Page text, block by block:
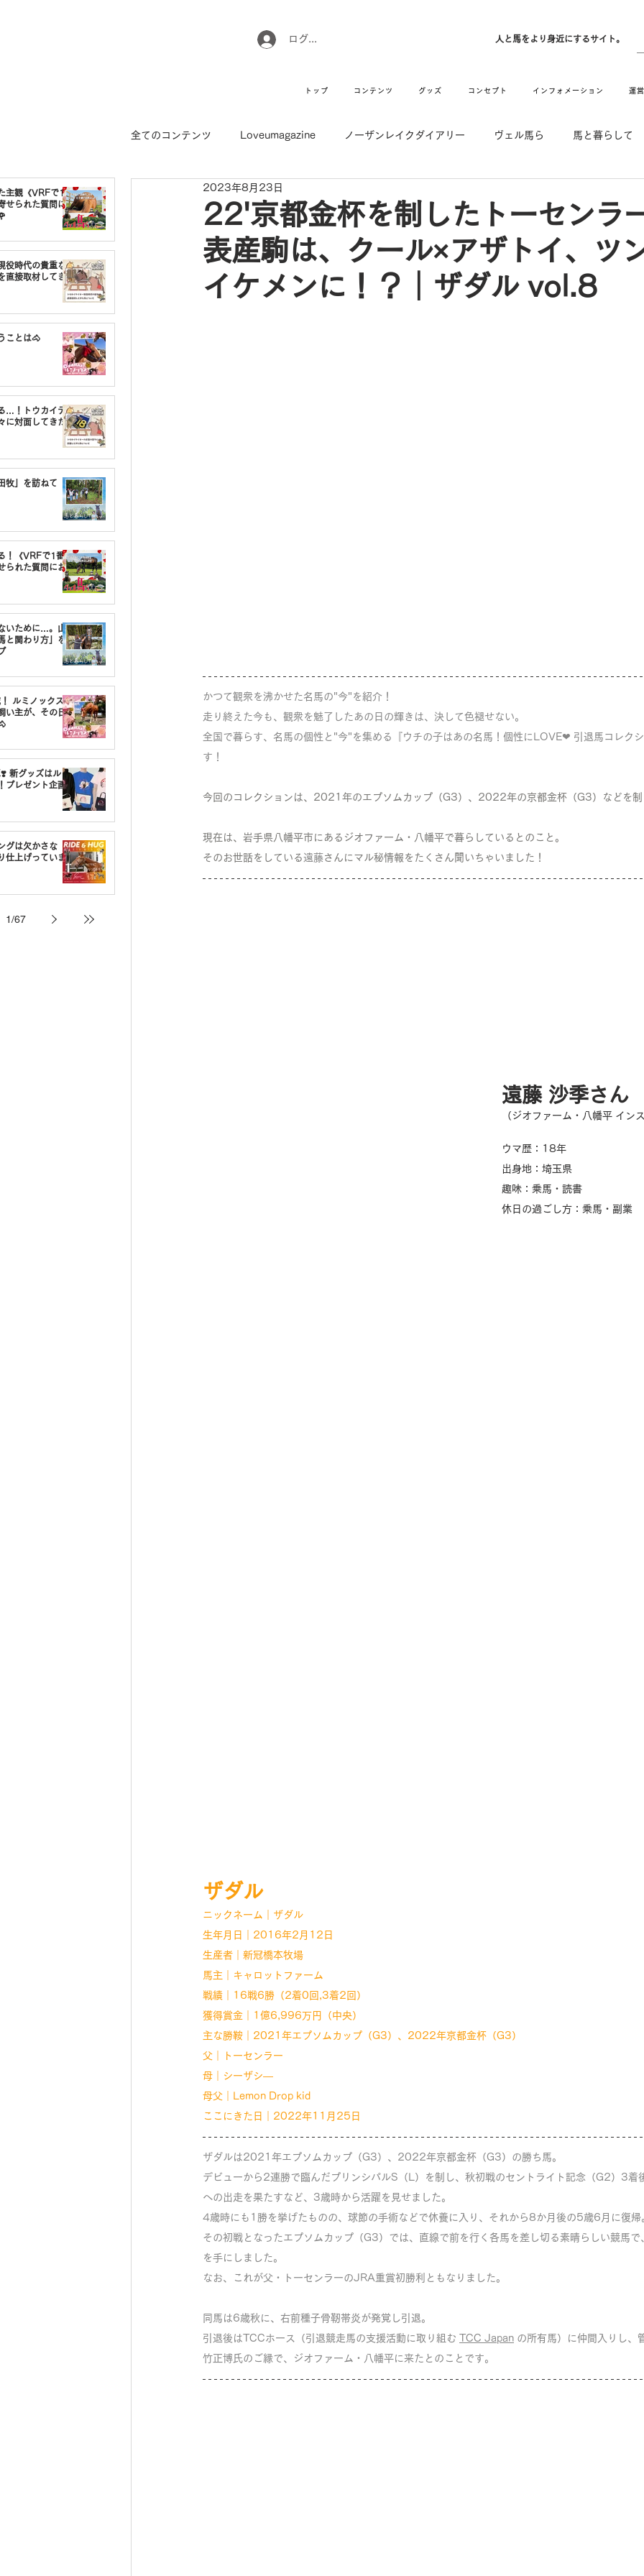
ログイン 人と馬をより身近にするサイト。
トップ コンテンツ グッズ コンセプト インフォメーション 運
主観《VRFで1番
せられた質問に
役時代の貴重な
直接取材してき
ことは🐴
…！トウカイテ
に対面してきた
牧」を訪ねて
！《VRFで1番〇
られた質問にお
いために…。山
と関わり方」を
ルミノックスの
い主が、その日
新グッズはルミ
プレゼント企画
グは欠かさな
仕上げっていま
1/67
全てのコンテンツ Loveumagazine ノーザンレイクダイアリー ヴェル馬ら 馬と暮らして
ウマのお坊さん徒然日記
引退馬コレクション インフォメーション Movie New Long Hit
22'京都金杯を制したトーセンラ
表産駒は、クール×アザトイ、ツ
イケメンに！？｜ザダル vol.8
2023年8月23日
かつて観衆を沸かせた名馬の"今"を紹介！
走り終えた今も、観衆を魅了したあの日の輝きは、決して色褪せない。
全国で暮らす、名馬の個性と"今"を集める『ウチの子はあの名馬！個性にLOVE❤︎ 引退馬コレク
す！
今回のコレクションは、2021年のエプソムカップ（G3）、2022年の京都金杯（G3）などを制
現在は、岩手県八幡平市にあるジオファーム・八幡平で暮らしているとのこと。
そのお世話をしている遠藤さんにマル秘情報をたくさん聞いちゃいました！
遠藤 沙季さん
（ジオファーム・八幡平 イン
ウマ歴：18年
出身地：埼玉県
趣味：乗馬・読書
休日の過ごし方：乗馬・副業
ザダル
ニックネーム｜ザダル
生年月日｜2016年2月12日
生産者｜新冠橋本牧場
馬主｜キャロットファーム
戦績｜16戦6勝（2着0回,3着2回）
獲得賞金｜1億6,996万円（中央）
主な勝鞍｜2021年エプソムカップ（G3）、2022年京都金杯（G3）
父｜トーセンラー
母｜シーザシ―
母父｜Lemon Drop kid
ここにきた日｜2022年11月25日
ザダルは2021年エプソムカップ（G3）、2022年京都金杯（G3）の勝ち馬。
デビューから2連勝で臨んだプリンシパルS（L）を制し、秋初戦のセントライト記念（G2）3着
への出走を果たすなど、3歳時から活躍を見せました。
4歳時にも1勝を挙げたものの、球節の手術などで休養に入り、それから8か月後の5歳6月に復帰
その初戦となったエプソムカップ（G3）では、直線で前を行く各馬を差し切る素晴らしい競馬で
を手にしました。
なお、これが父・トーセンラーのJRA重賞初勝利ともなりました。
同馬は6歳秋に、右前種子骨靭帯炎が発覚し引退。
引退後はTCCホース（引退競走馬の支援活動に取り組む TCC Japan の所有馬）に仲間入りし、
竹正博氏のご縁で、ジオファーム・八幡平に来たとのことです。